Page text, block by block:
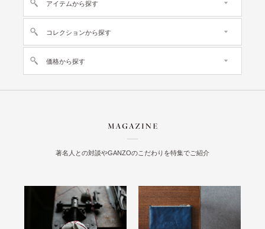
アイテムから探す
コレクションから探す
価格から探す
著名人との対談やGANZOのこだわりを特集でご紹介